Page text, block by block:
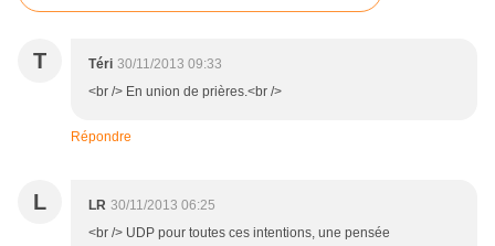
T Téri 30/11/2013 09:33
<br /> En union de prières.<br />
Répondre
L LR 30/11/2013 06:25
<br /> UDP pour toutes ces intentions, une pensée